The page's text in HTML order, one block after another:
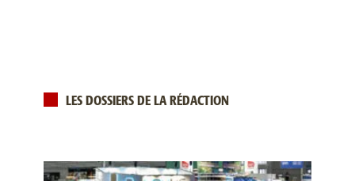
LES DOSSIERS DE LA RÉDACTION